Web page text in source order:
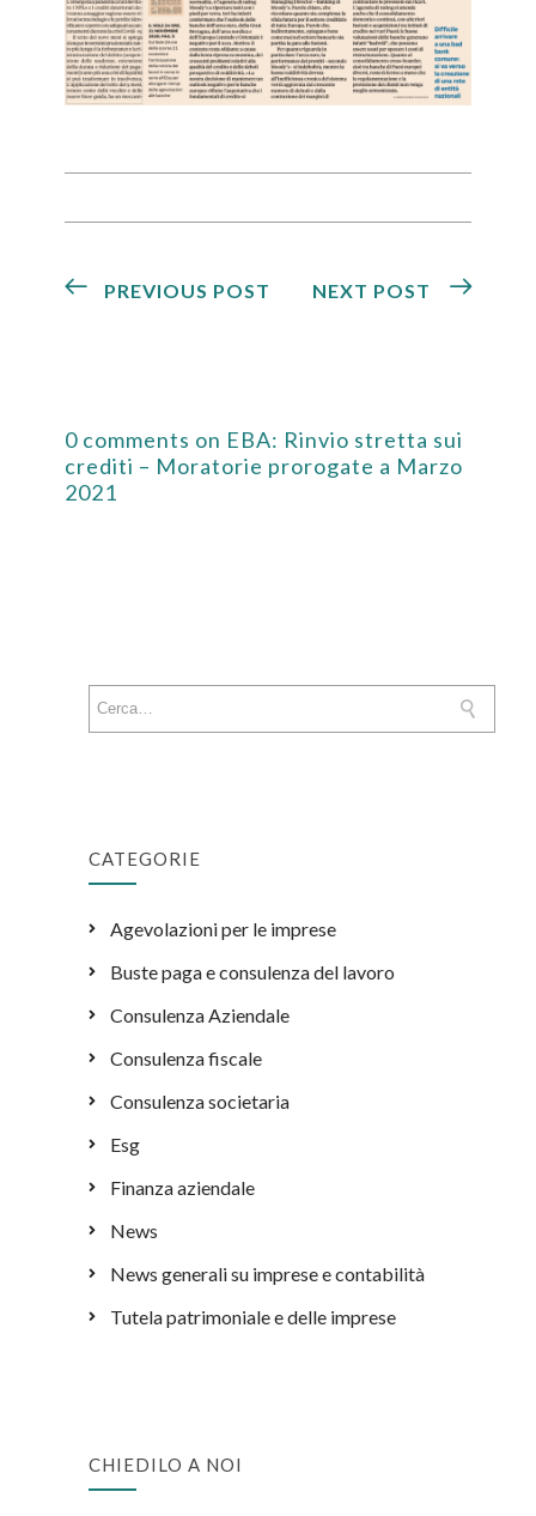
PREVIOUS POST NEXT POST
0 comments on EBA: Rinvio stretta sui
crediti – Moratorie prorogate a Marzo
2021
CATEGORIE
Agevolazioni per le imprese
Buste paga e consulenza del lavoro
Consulenza Aziendale
Consulenza fiscale
Consulenza societaria
Esg
Finanza aziendale
News
News generali su imprese e contabilità
Tutela patrimoniale e delle imprese
CHIEDILO A NOI